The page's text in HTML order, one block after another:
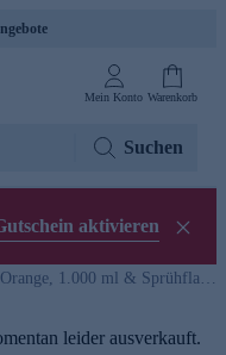
Mein Konto Warenkorb
Suchen
aktivieren
leider ausverkauft.